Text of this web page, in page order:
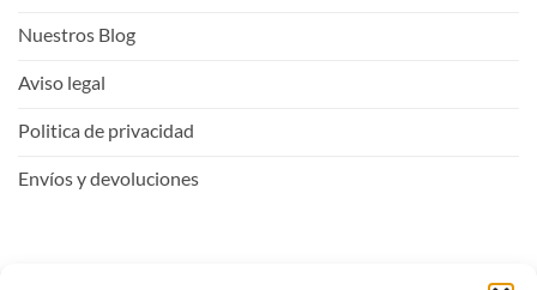
Nuestros Blog
Aviso legal
Politica de privacidad
Envíos y devoluciones